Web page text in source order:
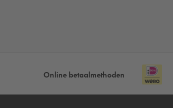
Online betaalmethoden